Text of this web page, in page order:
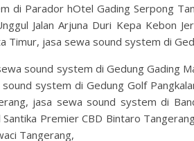
di Parador hOtel Gading Serpong
Jalan Arjuna Duri Kepa Kebon
Timur, jasa sewa sound system di
sound system di Gedung Gading
system di Gedung Golf
jasa sewa sound system di
Premier CBD Bintaro
Tangerang,